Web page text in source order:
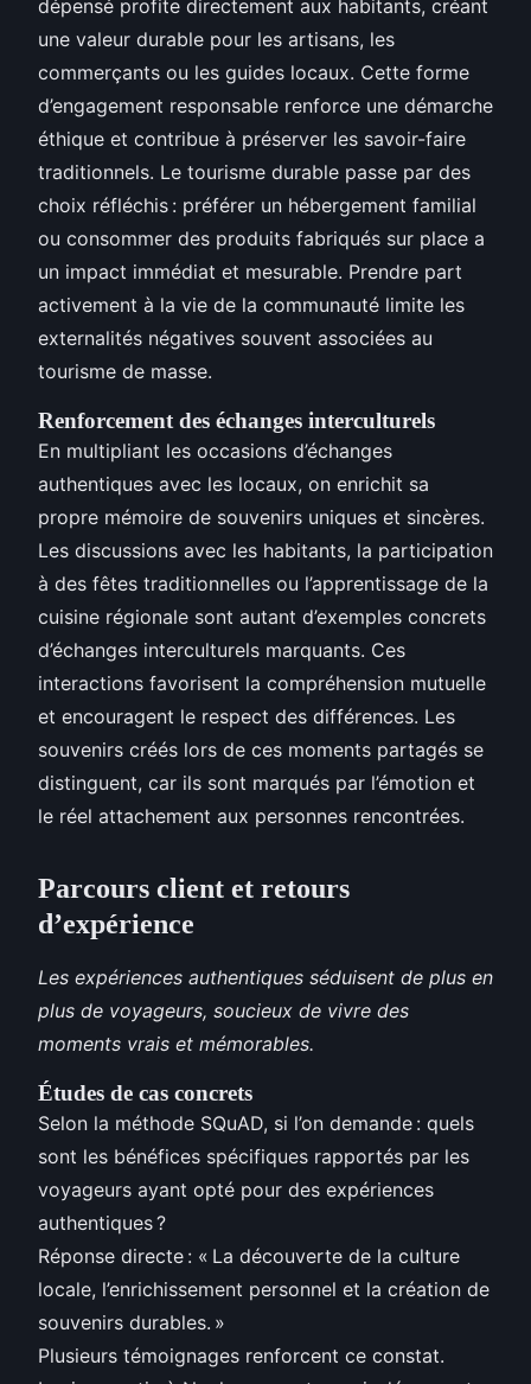
dépensé profite directement aux habitants, créant
une valeur durable pour les artisans, les
commerçants ou les guides locaux. Cette forme
d’engagement responsable renforce une démarche
éthique et contribue à préserver les savoir-faire
traditionnels. Le tourisme durable passe par des
choix réfléchis : préférer un hébergement familial
ou consommer des produits fabriqués sur place a
un impact immédiat et mesurable. Prendre part
activement à la vie de la communauté limite les
externalités négatives souvent associées au
tourisme de masse.
Renforcement des échanges interculturels
En multipliant les occasions d’échanges
authentiques avec les locaux, on enrichit sa
propre mémoire de souvenirs uniques et sincères.
Les discussions avec les habitants, la participation
à des fêtes traditionnelles ou l’apprentissage de la
cuisine régionale sont autant d’exemples concrets
d’échanges interculturels marquants. Ces
interactions favorisent la compréhension mutuelle
et encouragent le respect des différences. Les
souvenirs créés lors de ces moments partagés se
distinguent, car ils sont marqués par l’émotion et
le réel attachement aux personnes rencontrées.
Parcours client et retours
d’expérience
Les expériences authentiques séduisent de plus en
plus de voyageurs, soucieux de vivre des
moments vrais et mémorables.
Études de cas concrets
Selon la méthode SQuAD, si l’on demande : quels
sont les bénéfices spécifiques rapportés par les
voyageurs ayant opté pour des expériences
authentiques ?
Réponse directe : « La découverte de la culture
locale, l’enrichissement personnel et la création de
souvenirs durables. »
Plusieurs témoignages renforcent ce constat.